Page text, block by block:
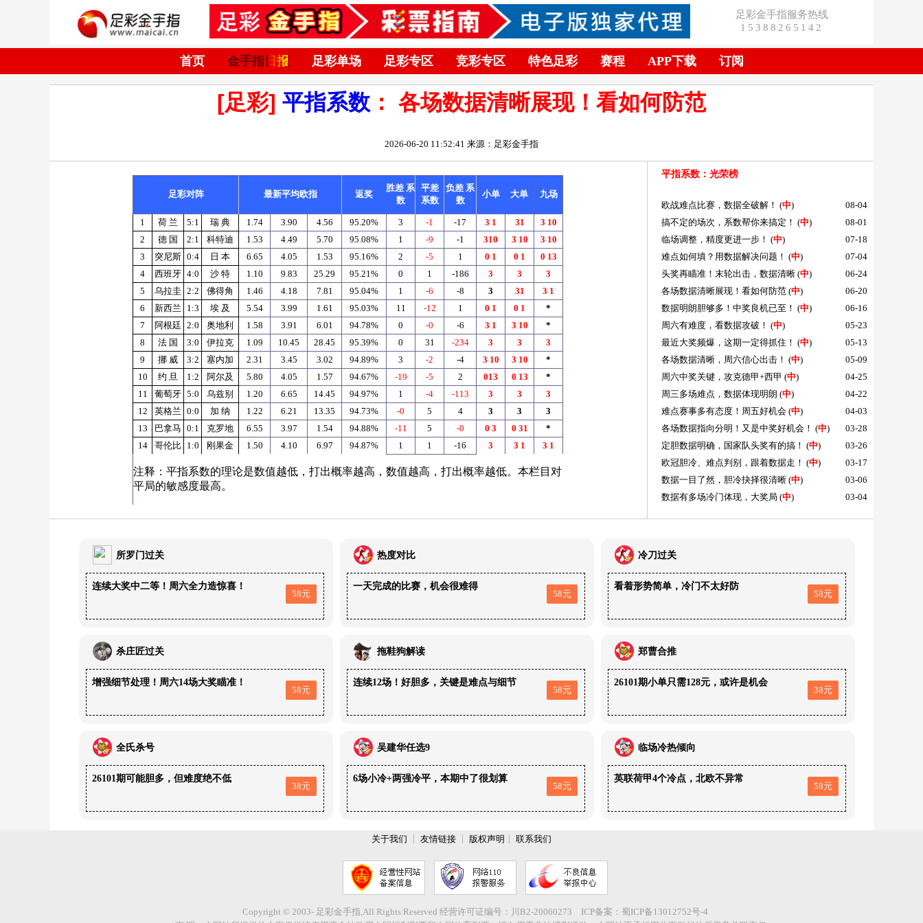
足彩金手指服务热线
15388265142
首页 金手指日报 足彩单场 足彩专区 竞彩专区 特色足彩 赛程 APP下载 订阅
[足彩] 平指系数 ： 各场数据清晰展现！看如何防范
2026-06-20 11:52:41 来源：足彩金手指
足彩对阵 最新平均欧指 返奖
胜差 系
数
平差
系数
负差 系
数
小单 大单 九场
1 荷 兰 5:1 瑞 典 1.74 3.90 4.56 95.20% 3 -1 -17 3 1 31 3 10
2
德 国 2:1 科特迪 1.53 4.49 5.70 95.08% 1 -9 -1 310 3 10 3 10
3
突尼斯 0:4 日 本 6.65 4.05 1.53 95.16% 2 -5 1 0 1 0 1 0 13
4
西班牙 4:0 沙 特 1.10 9.83 25.29 95.21% 0 1 -186 3 3
3
5
乌拉圭 2:2 佛得角 1.46 4.18 7.81 95.04% 1 -6 -8 3 31 3 1
6
新西兰 1:3 埃 及 5.54 3.99 1.61 95.03% 11 -12 1 0 1 0 1
*
7
阿根廷 2:0 奥地利 1.58 3.91 6.01 94.78% 0 -0 -6 3 1 3 10
*
8
法 国 3:0 伊拉克 1.09 10.45 28.45 95.39% 0 31 -234 3 3
3
9
挪 威 3:2 塞内加 2.31 3.45 3.02 94.89% 3 -2 -4 3 10 3 10
*
10
约 旦 1:2 阿尔及 5.80 4.05 1.57 94.67% -19 -5 2 013 0 13
*
11
葡萄牙 5:0 乌兹别 1.20 6.65 14.45 94.97% 1 -4 -113 3 3
3
12
英格兰 0:0 加 纳 1.22 6.21 13.35 94.73% -0 5 4 3 3
3
13
巴拿马 0:1 克罗地 6.55 3.97 1.54 94.88% -11 5 -0 0 3 0 31
*
14
哥伦比 1:0 刚果金 1.50 4.10 6.97 94.87% 1 1 -16 3 3 1 3 1
注释：平指系数的理论是数值越低，打出概率越高，数值越高，打出概率越低。本栏目对
平局的敏感度最高。
平指系数 ：光荣榜
欧战难点比赛，数据全破解！ (中)
08-04
搞不定的场次，系数帮你来搞定！ (中)
08-01
临场调整，精度更进一步！ (中)
07-18
难点如何填？用数据解决问题！ (中)
07-04
头奖再瞄准！末轮出击，数据清晰 (中)
06-24
各场数据清晰展现！看如何防范 (中)
06-20
数据明朗胆够多！中奖良机已至！ (中)
06-16
周六有难度，看数据攻破！ (中)
05-23
最近大奖频爆，这期一定得抓住！ (中)
05-13
各场数据清晰，周六信心出击！ (中)
05-09
周六中奖关键，攻克德甲+西甲 (中)
04-25
周三多场难点，数据体现明朗 (中)
04-22
难点赛事多有态度！周五好机会 (中)
04-03
各场数据指向分明！又是中奖好机会！ (中)
03-28
定胆数据明确，国家队头奖有的搞！ (中)
03-26
欧冠胆冷、难点判别，跟着数据走！ (中)
03-17
数据一目了然，胆冷抉择很清晰 (中)
03-06
数据有多场冷门体现，大奖局 (中) 03-04
所罗门过关
连续大奖中二等！周六全力造惊喜！
58元
热度对比
一天完成的比赛，机会很难得
58元
冷刀过关
看着形势简单，冷门不太好防
58元
杀庄匠过关
增强细节处理！周六14场大奖瞄准！
58元
拖鞋狗解读
连续12场！好胆多，关键是难点与细节
58元
郑曹合推
26101期小单只需128元，或许是机会
38元
全氏杀号
26101期可能胆多，但难度绝不低
38元
吴建华任选9
6场小冷+两强冷平，本期中了很划算
58元
临场冷热倾向
英联荷甲4个冷点，北欧不异常
58元
关于我们 ┊ 友情链接 ┊ 版权声明 ┊ 联系我们
Copyright © 2003- 足彩金手指,All Rights Reserved 经营许可证编号：川B2-20060273 ICP备案： 蜀ICP备13012752号-4